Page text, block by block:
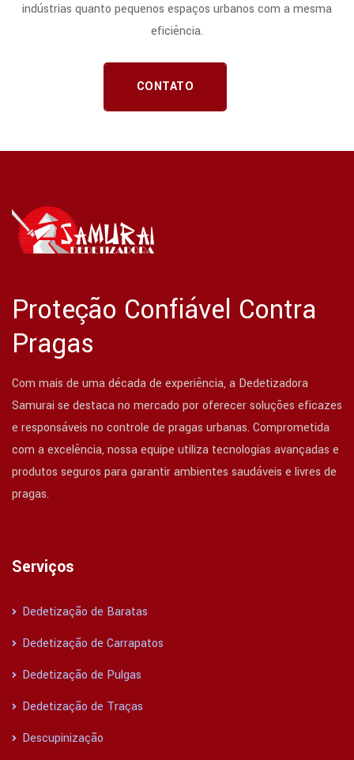
indústrias quanto pequenos espaços urbanos com a mesma
eficiência.
CONTATO
Proteção Confiável Contra
Pragas
Com mais de uma década de experiência, a Dedetizadora
Samurai se destaca no mercado por oferecer soluções eficazes
e responsáveis no controle de pragas urbanas. Comprometida
com a excelência, nossa equipe utiliza tecnologias avançadas e
produtos seguros para garantir ambientes saudáveis e livres de
pragas.
Serviços
Dedetização de Baratas
Dedetização de Carrapatos
Dedetização de Pulgas
Dedetização de Traças
Descupinização